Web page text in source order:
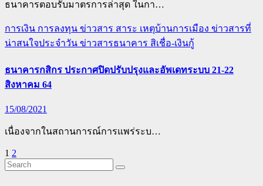
ธนาคารตอบรับมาตรการล่าสุด ในกา…
การเงิน การลงทุน ข่าวสาร สาระ เหตุบ้านการเมือง ข่าวสารที่
น่าสนใจประจำวัน ข่าวสารธนาคาร สิเชื่อ-เงินกู้
ธนาคารกสิกร ประกาศปิดปรับปรุงและอัพเดทระบบ 21-22
สิงหาคม 64
15/08/2021
เนื่องจากในสถานการณ์การแพร่ระบ…
Posts
pagination
1 2